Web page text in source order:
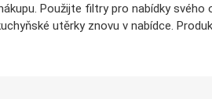
Použijte filtry pro nabídky
utěrky znovu v nabídce.